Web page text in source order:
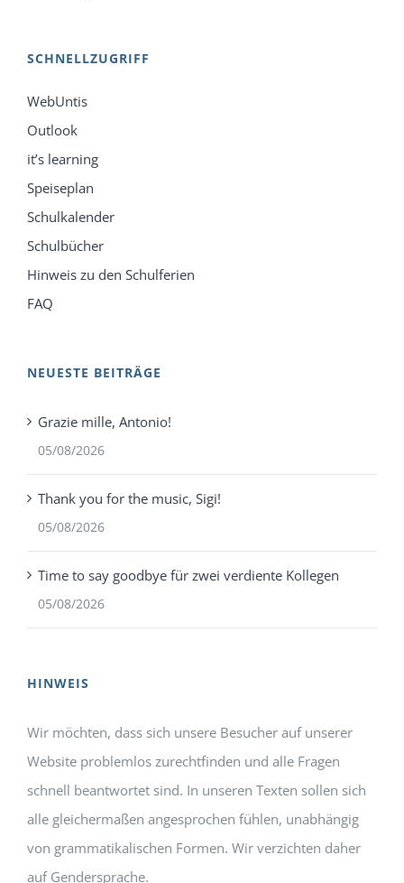
SCHNELLZUGRIFF
WebUntis
Outlook
it’s learning
Speiseplan
Schulkalender
Schulbücher
Hinweis zu den Schulferien
FAQ
NEUESTE BEITRÄGE
Grazie mille, Antonio!
05/08/2026
Thank you for the music, Sigi!
05/08/2026
Time to say goodbye für zwei verdiente Kollegen
05/08/2026
HINWEIS
Wir möchten, dass sich unsere Besucher auf unserer
Website problemlos zurechtfinden und alle Fragen
schnell beantwortet sind. In unseren Texten sollen sich
alle gleichermaßen angesprochen fühlen, unabhängig
von grammatikalischen Formen. Wir verzichten daher
auf Gendersprache.